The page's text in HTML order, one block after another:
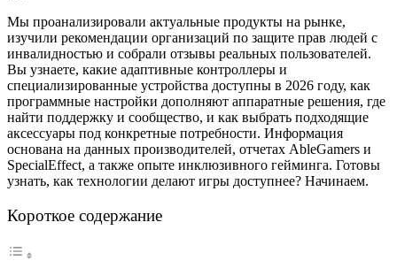
Мы проанализировали актуальные продукты на рынке,
изучили рекомендации организаций по защите прав людей с
инвалидностью и собрали отзывы реальных пользователей.
Вы узнаете, какие адаптивные контроллеры и
специализированные устройства доступны в 2026 году, как
программные настройки дополняют аппаратные решения, где
найти поддержку и сообщество, и как выбрать подходящие
аксессуары под конкретные потребности. Информация
основана на данных производителей, отчетах AbleGamers и
SpecialEffect, а также опыте инклюзивного гейминга. Готовы
узнать, как технологии делают игры доступнее? Начинаем.
Короткое содержание